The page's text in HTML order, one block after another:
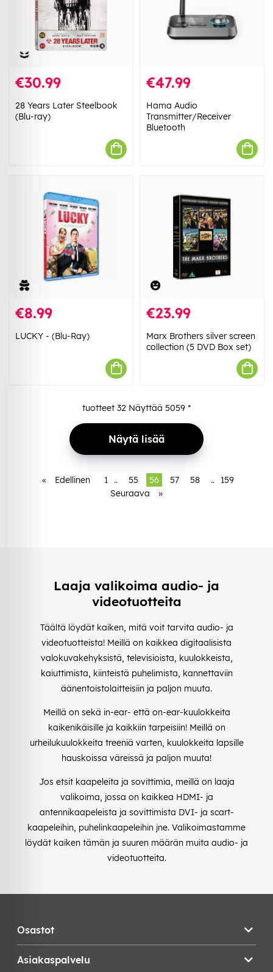
€30.99
28 Years Later Steelbook
(Blu-ray)
€47.99
Hama Audio
Transmitter/Receiver
Bluetooth
€8.99
LUCKY - (Blu-Ray)
€23.99
Marx Brothers silver screen
collection (5 DVD Box set)
tuotteet 32 Näyttää 5059 *
Näytä lisää
« Edellinen 1 .. 55 56 57 58 ..
159
Seuraava
»
Laaja valikoima audio- ja
videotuotteita
Täältä löydät kaiken, mitä voit tarvita audio- ja
videotuotteista! Meillä on kaikkea digitaalisista
valokuvakehyksistä, televisioista, kuulokkeista,
kaiuttimista, kiinteistä puhelimista, kannettaviin
äänentoistolaitteisiin ja paljon muuta.
Meillä on sekä in-ear- että on-ear-kuulokkeita
kaikenikäisille ja kaikkiin tarpeisiin! Meillä on
urheilukuulokkeita treeniä varten, kuulokkeita lapsille
hauskoissa väreissä ja paljon muuta!
Jos etsit kaapeleita ja sovittimia, meillä on laaja
valikoima, jossa on kaikkea HDMI- ja
antennikaapeleista ja sovittimista DVI- ja scart-
kaapeleihin, puhelinkaapeleihin jne. Valikoimastamme
löydät kaiken tämän ja suuren määrän muita audio- ja
videotuotteita.
Osastot
Asiakaspalvelu